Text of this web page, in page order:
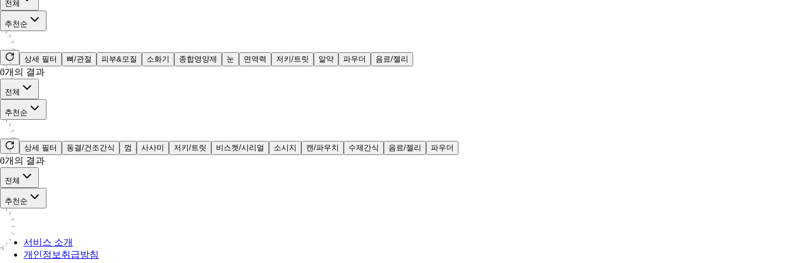
전체
추천순
상세 필터 뼈/관절 피부&모질 소화기 종합영양제 눈 면역력 저키/트릿 알약 파우더 음료/젤리
0개의 결과
전체
추천순
상세 필터 동결/건조간식 껌 사사미 저키/트릿 비스켓/시리얼 소시지 캔/파우치 수제간식 음료/젤리 파우더
0개의 결과
전체
추천순
서비스 소개
개인정보취급방침